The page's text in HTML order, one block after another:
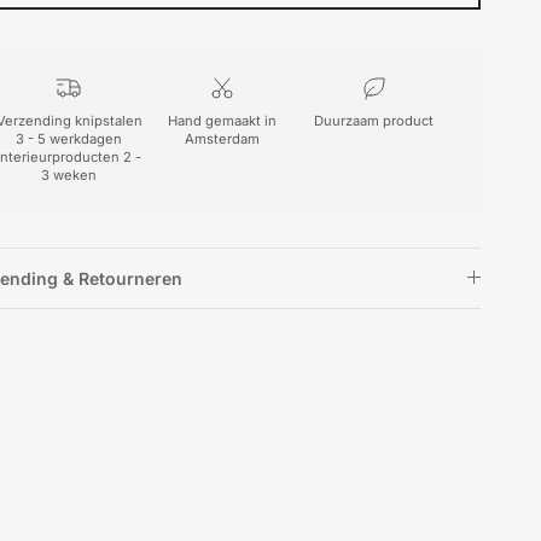
knipstalen
3 - 5 werkdagen
2 -
3 weken
Hand gemaakt in
Amsterdam
Duurzaam product
& Retourneren